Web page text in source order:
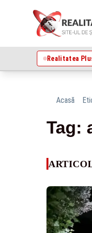
Realitatea
Acasă
Tag: